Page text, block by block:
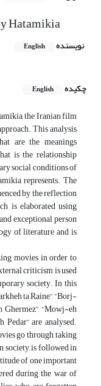
Hatamikia
نویسنده English
چکیده
English
the Iranian film
This analysis
are the meanings
is the relationship
social conditions of
represents. The
by the reflection
is elaborated using
exceptional person
of literature and is
movies in order to
criticism is used
society. In this
ta Raine”, “Borj-
Ghermez”, “Mowj-eh
Pedar” are analysed.
go through, taking
society, is followed in
of one important
during the war of